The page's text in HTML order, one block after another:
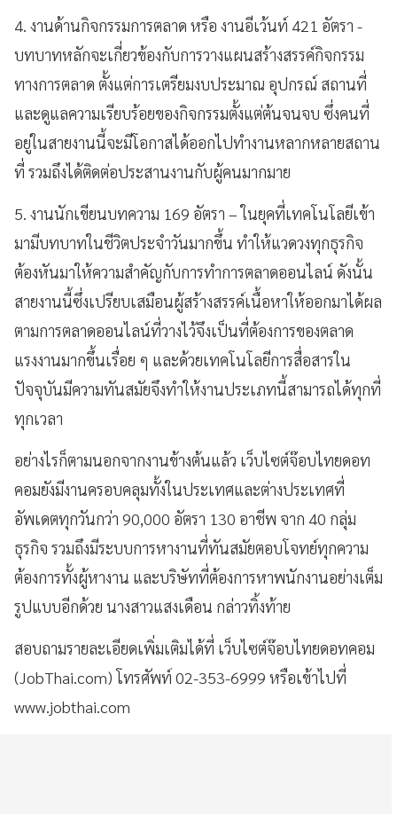
4. งานด้านกิจกรรมการตลาด หรือ งานอีเว้นท์ 421 อัตรา -
บทบาทหลักจะเกี่ยวข้องกับการวางแผนสร้างสรรค์กิจกรรม
ทางการตลาด ตั้งแต่การเตรียมงบประมาณ อุปกรณ์ สถานที่
และดูแลความเรียบร้อยของกิจกรรมตั้งแต่ต้นจนจบ ซึ่งคนที่
อยู่ในสายงานนี้จะมีโอกาสได้ออกไปทำงานหลากหลายสถาน
ที่ รวมถึงได้ติดต่อประสานงานกับผู้คนมากมาย
5. งานนักเขียนบทความ 169 อัตรา – ในยุคที่เทคโนโลยีเข้า
มามีบทบาทในชีวิตประจำวันมากขึ้น ทำให้แวดวงทุกธุรกิจ
ต้องหันมาให้ความสำคัญกับการทำการตลาดออนไลน์ ดังนั้น
สายงานนี้ซึ่งเปรียบเสมือนผู้สร้างสรรค์เนื้อหาให้ออกมาได้ผล
ตามการตลาดออนไลน์ที่วางไว้จึงเป็นที่ต้องการของตลาด
แรงงานมากขึ้นเรื่อย ๆ และด้วยเทคโนโลยีการสื่อสารใน
ปัจจุบันมีความทันสมัยจึงทำให้งานประเภทนี้สามารถได้ทุกที่
ทุกเวลา
อย่างไรก็ตามนอกจากงานข้างต้นแล้ว เว็บไซต์จ๊อบไทยดอท
คอมยังมีงานครอบคลุมทั้งในประเทศและต่างประเทศที่
อัพเดตทุกวันกว่า 90,000 อัตรา 130 อาชีพ จาก 40 กลุ่ม
ธุรกิจ รวมถึงมีระบบการหางานที่ทันสมัยตอบโจทย์ทุกความ
ต้องการทั้งผู้หางาน และบริษัทที่ต้องการหาพนักงานอย่างเต็ม
รูปแบบอีกด้วย นางสาวแสงเดือน กล่าวทิ้งท้าย
สอบถามรายละเอียดเพิ่มเติมได้ที่ เว็บไซต์จ๊อบไทยดอทคอม
(JobThai.com) โทรศัพท์ 02-353-6999 หรือเข้าไปที่
www.jobthai.com